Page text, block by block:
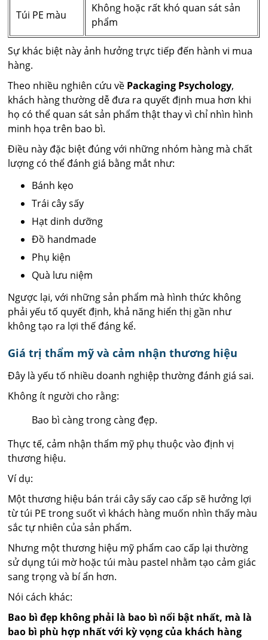
Túi PE màu
Không hoặc rất khó quan sát sản
phẩm
Sự khác biệt này ảnh hưởng trực tiếp đến hành vi mua
hàng.
Theo nhiều nghiên cứu về Packaging Psychology,
khách hàng thường dễ đưa ra quyết định mua hơn khi
họ có thể quan sát sản phẩm thật thay vì chỉ nhìn hình
minh họa trên bao bì.
Điều này đặc biệt đúng với những nhóm hàng mà chất
lượng có thể đánh giá bằng mắt như:
Bánh kẹo
Trái cây sấy
Hạt dinh dưỡng
Đồ handmade
Phụ kiện
Quà lưu niệm
Ngược lại, với những sản phẩm mà hình thức không
phải yếu tố quyết định, khả năng hiển thị gần như
không tạo ra lợi thế đáng kể.
Giá trị thẩm mỹ và cảm nhận thương hiệu
Đây là yếu tố nhiều doanh nghiệp thường đánh giá sai.
Không ít người cho rằng:
Bao bì càng trong càng đẹp.
Thực tế, cảm nhận thẩm mỹ phụ thuộc vào định vị
thương hiệu.
Ví dụ:
Một thương hiệu bán trái cây sấy cao cấp sẽ hưởng lợi
từ túi PE trong suốt vì khách hàng muốn nhìn thấy màu
sắc tự nhiên của sản phẩm.
Nhưng một thương hiệu mỹ phẩm cao cấp lại thường
sử dụng túi mờ hoặc túi màu pastel nhằm tạo cảm giác
sang trọng và bí ẩn hơn.
Nói cách khác:
Bao bì đẹp không phải là bao bì nổi bật nhất, mà là
bao bì phù hợp nhất với kỳ vọng của khách hàng